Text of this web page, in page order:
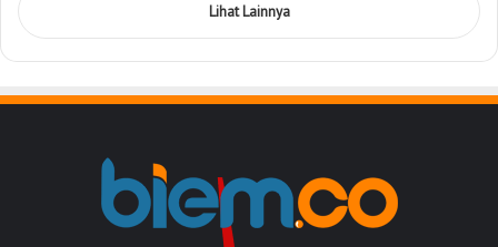
Lihat Lainnya